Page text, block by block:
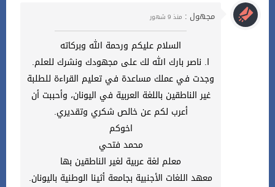
مجهول : منذ 9 شهور
السلام عليكم ورحمة الله وبركاته
ا. ناصر بارك الله لك على مجهودك ونشرك للعلم.
وجدت في عملك مساعدة في تعليم القراءة للطلبة
غير الناطقين باللغة العربية في اليونان، وأحببت أن
أعرب لكم عن خالص شكري وتقديري.
اخوكم
محمد فتحي
معلم لغة عربية لغير الناطقين بها
معهد اللغات الأجنبية بجامعة أثينا الوطنية باليونان.